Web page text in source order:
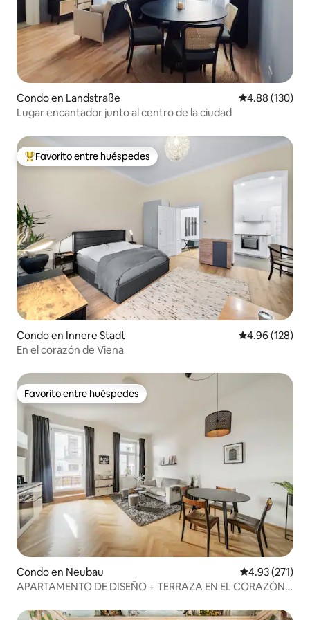
Condo en Landstraße Calificación
4.88 (130)
Lugar encantador junto al centro de la ciudad
Favorito entre huéspedes preferido
Favorito entre huéspedes
Condo en Innere Stadt Calificación
4.96 (128)
En el corazón de Viena
Favorito entre huéspedes
Favorito entre huéspedes
Condo en Neubau Calificación
4.93 (271)
APARTAMENTO DE DISEÑO + TERRAZA EN EL CORAZÓN